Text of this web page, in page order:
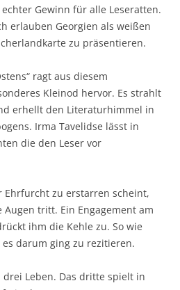
Gewinn für alle Leseratten.
erlauben Georgien als weißen
zu präsentieren.
ragt aus diesem
Kleinod hervor. Es strahlt
erhellt den Literaturhimmel in
Irma Tavelidse lässt in
die den Leser vor
Ehrfurcht zu erstarren scheint,
tritt. Ein Engagement am
ihm die Kehle zu. So wie
darum ging zu rezitieren.
Leben. Das dritte spielt in